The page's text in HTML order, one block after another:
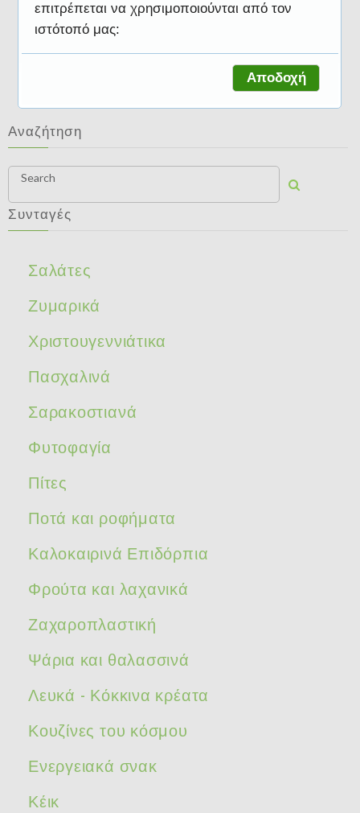
Αναζήτηση
Search
Συνταγές
Σαλάτες
Ζυμαρικά
Χριστουγεννιάτικα
Πασχαλινά
Σαρακοστιανά
Φυτοφαγία
Πίτες
Ποτά και ροφήματα
Καλοκαιρινά Επιδόρπια
Φρούτα και λαχανικά
Ζαχαροπλαστική
Ψάρια και θαλασσινά
Λευκά - Κόκκινα κρέατα
Κουζίνες του κόσμου
Ενεργειακά σνακ
Κέικ
επιτρέπεται να χρησιμοποιούνται από τον
ιστότοπό μας:
Αποδοχή